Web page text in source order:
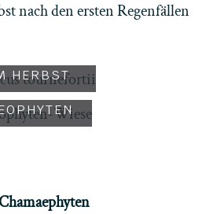
nach den ersten Regenfällen
HERBST
MIT
VIELEN